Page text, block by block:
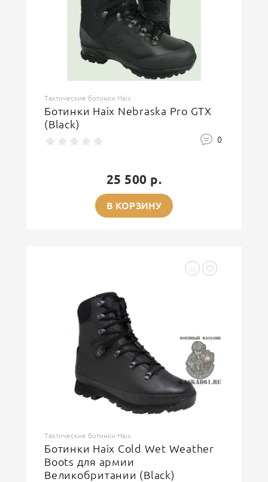
Тактические ботинки Haix
Ботинки Haix Nebraska Pro GTX
(Black)
0
25 500 р.
В КОРЗИНУ
Тактические ботинки Haix
Ботинки Haix Cold Wet Weather
Boots для армии
Великобритании (Black)